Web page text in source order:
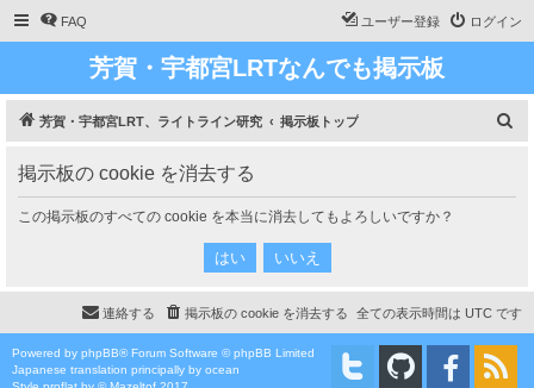
FAQ ログイン
ユーザー登録
芳賀・宇都宮LRTなんでも掲示板
芳賀・宇都宮LRT、ライトライン研究 掲示板トップ
掲示板の cookie を消去する
この掲示板のすべての cookie を本当に消去してもよろしいですか？
全ての表示時間は UTC です
掲示板の cookie を消去する
連絡する
Powered by phpBB® Forum Software © phpBB Limited
Japanese translation principally by ocean